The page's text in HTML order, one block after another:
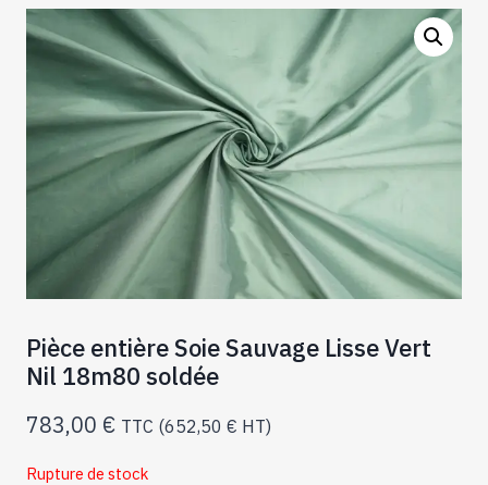
Pièce entière Soie Sauvage Lisse Vert
Nil 18m80 soldée
783,00 € TTC (652,50 € HT)
Rupture de stock